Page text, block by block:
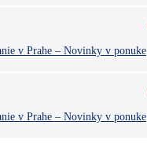
v Prahe – Novinky v ponuke
v Prahe – Novinky v ponuke